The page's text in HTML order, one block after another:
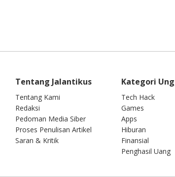
Tentang Jalantikus
Tentang Kami
Redaksi
Pedoman Media Siber
Proses Penulisan Artikel
Saran & Kritik
Kategori
Tech Hack
Games
Apps
Hiburan
Finansial
Penghasil Uang